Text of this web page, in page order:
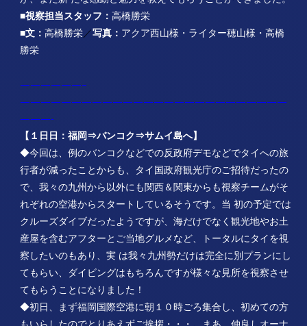
■視察担当スタッフ： 高橋勝栄
■文： 高橋勝栄／写真： アクア西山様・ライター穂山様・高橋
勝栄
——————–
——————————————————————————
———-
【１日日：福岡⇒バンコク⇒サムイ島へ】
◆今回は、例のバンコクなどでの反政府デモなどでタイへの旅
行者が減ったことからも、タイ国政府観光庁のご招待だったの
で、我々の九州から以外にも関西＆関東からも視察チームがそ
れぞれの空港からスタートしているそうです。当 初の予定では
クルーズダイブだったようですが、海だけでなく観光地やお土
産屋を含むアフターとご当地グルメなど、トータルにタイを視
察したいのもあり、実 は我々九州勢だけは完全に別プランにし
てもらい、ダイビングはもちろんですが様々な見所を視察させ
てもらうことになりました！
◆初日、まず福岡国際空港に朝１０時ごろ集合し、初めての方